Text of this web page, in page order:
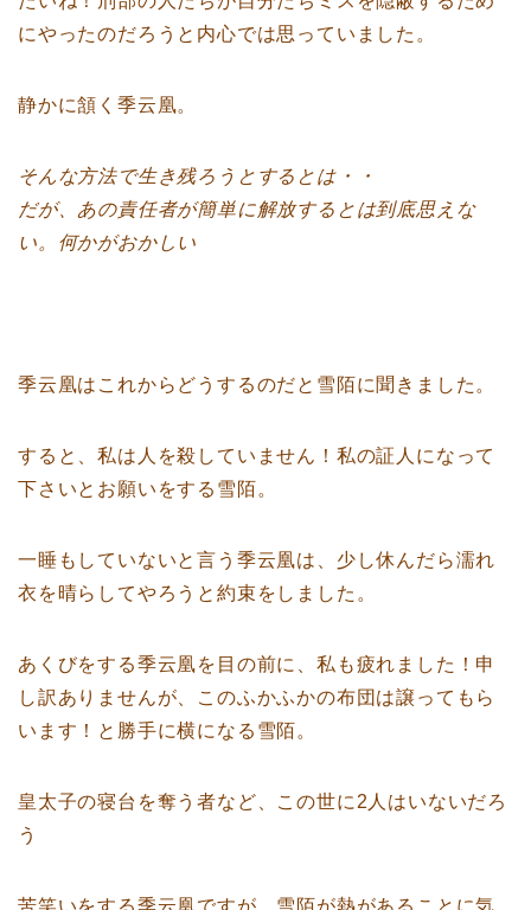
にやったのだろうと内心では思っていました。
静かに頷く季云凰。
そんな方法で生き残ろうとするとは・・
だが、あの責任者が簡単に解放するとは到底思えな
い。何かがおかしい
季云凰はこれからどうするのだと雪陌に聞きました。
すると、私は人を殺していません！私の証人になって
下さいとお願いをする雪陌。
一睡もしていないと言う季云凰は、少し休んだら濡れ
衣を晴らしてやろうと約束をしました。
あくびをする季云凰を目の前に、私も疲れました！申
し訳ありませんが、このふかふかの布団は譲ってもら
います！と勝手に横になる雪陌。
皇太子の寝台を奪う者など、この世に2人はいないだろ
う